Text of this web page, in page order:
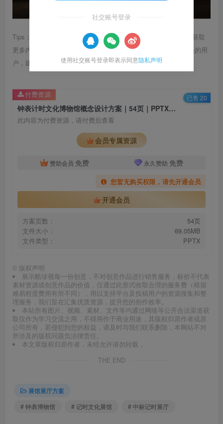
Tips：1.内容图片或视频可能会有压缩，若文章提供下载服务，获取
更多内容（无展示酷水印）可在下方下载； 2.没有百度网盘会员的用
户，建议用123云盘可获得更快的下载速度。
钟表计时文化博物馆概念设计方案｜54页｜PPTX｜69.05M
此内容为付费资源，请付费后查看
会员专属资源
赞助会员 免费 永久赞助 免费
您暂无购买权限，请先开通会员
开通会员
方案页数：
54页
文件大小：
69.05MB
文件类型：
PPTX
付费资源 已售 20
© 版权声明
展示酷珍视每一份创意，不对创意作品进行销售服务，标价不代表
素材资源或创意作品的价值，仅通过此形式收取合理的服务费（根据
难易程度费用有所不同），用以支持平台及投稿用户的资源搜集和整
理服务，我们旨在汇集优质资源，提升您的创作效率。
本站所有图片、视频、素材、文件等均通过网络等公开合法渠道获
取仅作为学习交流之用，不得用作于商业用途，其版权归原作者或原
公司所有，若侵犯到您的权益，请及时与我们联系删除，本网站不对
所涉及的版权问题负法律责任。
本文章版权归原作者，未经允许请勿转载 。
THE END
展馆展厅方案
# 钟表博物馆
# 记时文化展馆 # 中标记时展厅
社交账号登录
使用社交账号登录即表示同意隐私声明